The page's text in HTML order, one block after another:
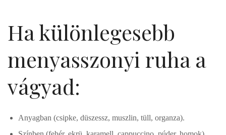
Ha különlegesebb
menyasszonyi ruha a
vágyad:
Anyagban (csipke, düszessz, muszlin, tüll, organza).